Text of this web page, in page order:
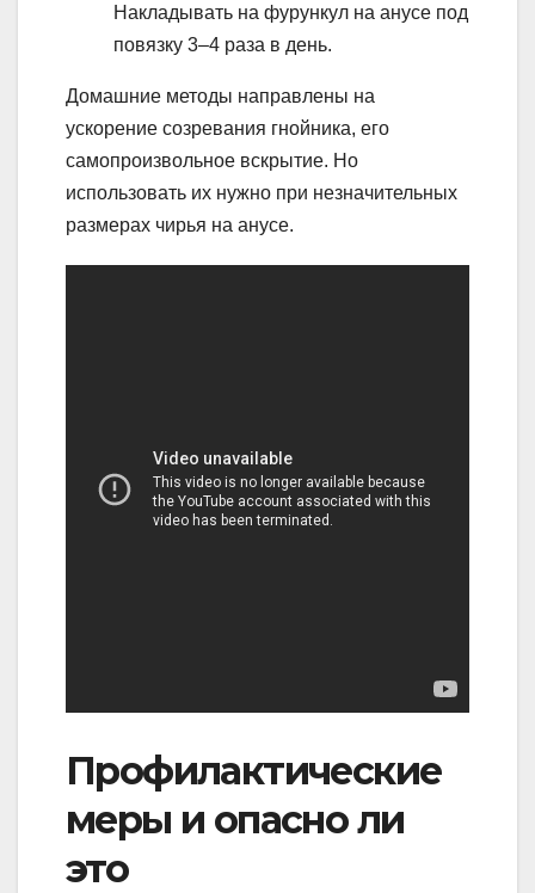
Накладывать на фурункул на анусе под
повязку 3–4 раза в день.
Домашние методы направлены на
ускорение созревания гнойника, его
самопроизвольное вскрытие. Но
использовать их нужно при незначительных
размерах чирья на анусе.
Профилактические
меры и опасно ли
это